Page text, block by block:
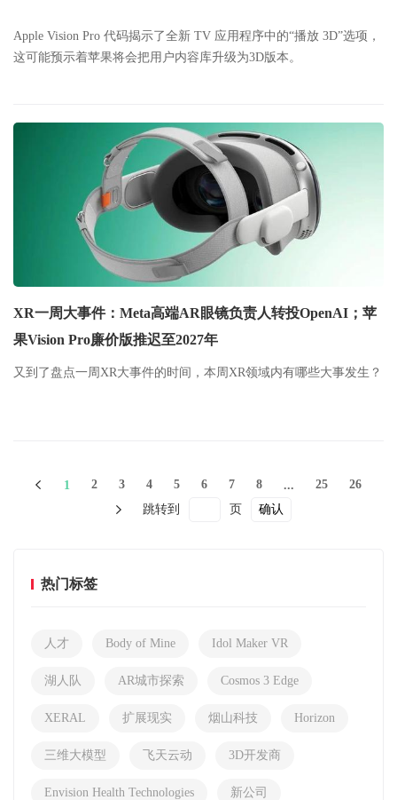
Apple Vision Pro 代码揭示了全新 TV 应用程序中的“播放 3D”选项，
这可能预示着苹果将会把用户内容库升级为3D版本。
XR一周大事件：Meta高端AR眼镜负责人转投OpenAI；苹
果Vision Pro廉价版推迟至2027年
又到了盘点一周XR大事件的时间，本周XR领域内有哪些大事发生？
1 2 3 4 5 6 7 8 ... 25
26
跳转到
页 确认
热门标签
人才 Body of Mine Idol Maker VR
湖人队 AR城市探索 Cosmos 3 Edge
XERAL 扩展现实 烟山科技 Horizon
三维大模型 飞天云动 3D开发商
Envision Health Technologies 新公司